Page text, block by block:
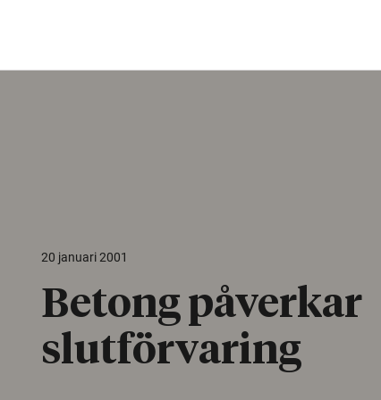
20 januari 2001
Betong påverkar
slutförvaring